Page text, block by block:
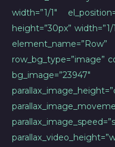
width=”1/1″
height=”30px”
row_bg_type=”image”